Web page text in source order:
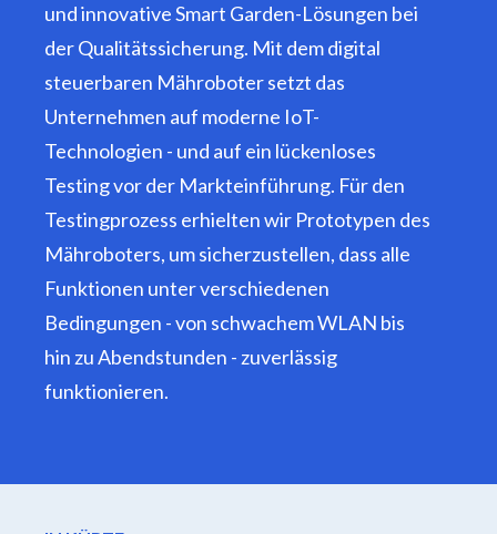
und innovative Smart Garden-Lösungen bei
der Qualitätssicherung. Mit dem digital
steuerbaren Mähroboter setzt das
Unternehmen auf moderne IoT-
Technologien - und auf ein lückenloses
Testing vor der Markteinführung. Für den
Testingprozess erhielten wir Prototypen des
Mähroboters, um sicherzustellen, dass alle
Funktionen unter verschiedenen
Bedingungen - von schwachem WLAN bis
hin zu Abendstunden - zuverlässig
funktionieren.